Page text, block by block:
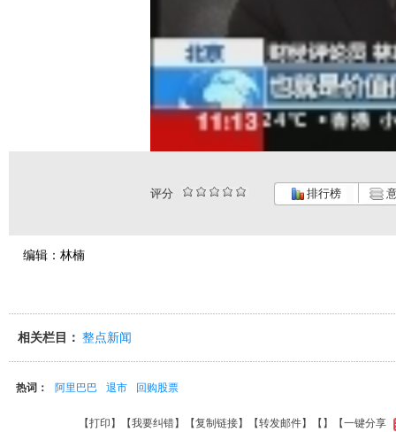
评分 排行榜
编辑：林楠
相关栏目： 整点新闻
热词： 阿里巴巴 退市 回购股票
【打印 】【我要纠错】【复制链接】【转发邮件】【 】 【一键分享